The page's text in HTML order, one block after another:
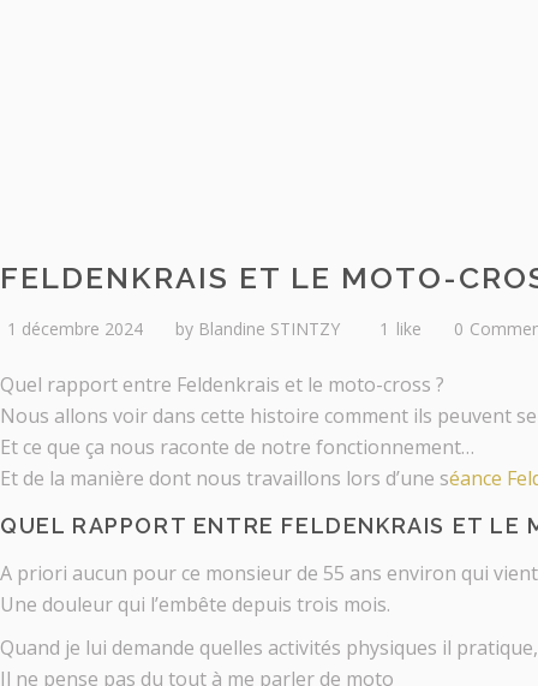
FELDENKRAIS ET LE MOTO-
1 décembre 2024 by Blandine STINTZY 1 like 0
Quel rapport entre Feldenkrais et le moto-cross ?
Nous allons voir dans cette histoire comment ils peuvent
Et ce que ça nous raconte de notre fonctionnement…
Et de la manière dont nous travaillons lors d’une séance
QUEL RAPPORT ENTRE FELDENKRAIS ET LE
A priori aucun pour ce monsieur de 55 ans environ qui
Une douleur qui l’embête depuis trois mois.
Quand je lui demande quelles activités physiques il pratique,
Il ne pense pas du tout à me parler de moto